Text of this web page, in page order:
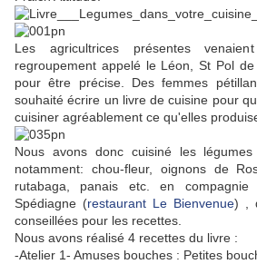
Les agricultrices présentes
regroupement appelé le Léon, St Pol
pour être précise. Des femmes
souhaité écrire un livre de cuisine pour
cuisiner agréablement ce qu'elles
Nous avons donc cuisiné les
notamment: chou-fleur, oignons de
rutabaga, panais etc. en compagnie
Spédiagne (restaurant Le Bienvenue) ,
conseillées pour les recettes.
Nous avons réalisé 4 recettes du livre :
-Atelier 1- Amuses bouches : Petites